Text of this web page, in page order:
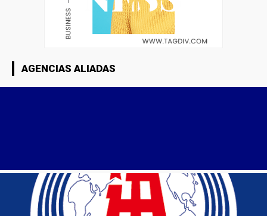
AGENCIAS ALIADAS